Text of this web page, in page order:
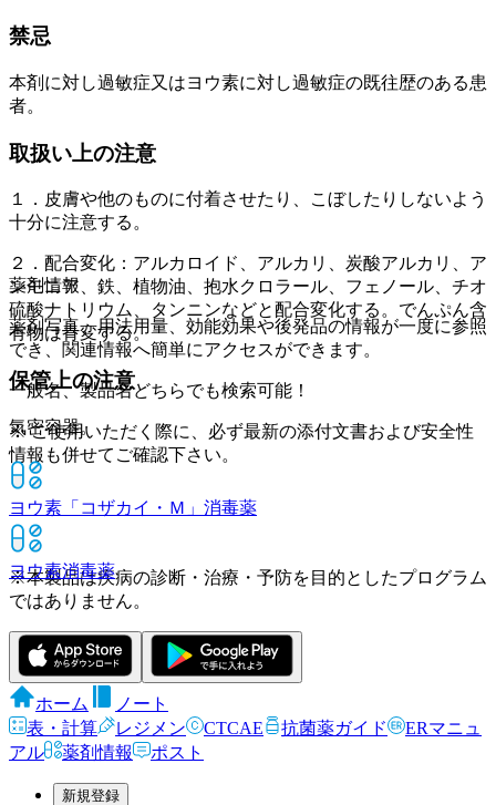
禁忌
本剤に対し過敏症又はヨウ素に対し過敏症の既往歴のある患
者。
取扱い上の注意
１．皮膚や他のものに付着させたり、こぼしたりしないよう
十分に注意する。
２．配合変化：アルカロイド、アルカリ、炭酸アルカリ、ア
ンモニア、鉄、植物油、抱水クロラール、フェノール、チオ
硫酸ナトリウム、タンニンなどと配合変化する。でんぷん含
有物は青変する。
保管上の注意
気密容器。
ヨウ素「コザカイ・Ｍ」 消毒薬
ヨウ素消毒薬
薬剤情報
薬剤写真、用法用量、効能効果や後発品の情報が一度に参照
でき、関連情報へ簡単にアクセスができます。
一般名、製品名どちらでも検索可能！
※ ご使用いただく際に、必ず最新の添付文書および安全性
情報も併せてご確認下さい。
※本製品は疾病の診断・治療・予防を目的としたプログラム
ではありません。
ホーム
ノート
表・計算
レジメン CTCAE 抗菌薬ガイド
ERマニュ
アル
薬剤情報 ポスト
新規登録